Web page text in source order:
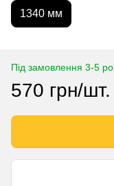
1340 мм
Під замовлення 3-5
570 грн/шт.